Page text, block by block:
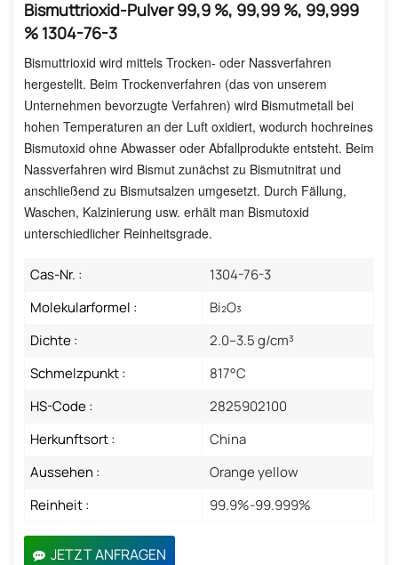
Bismuttrioxid-Pulver 99,9 %, 99,99 %, 99,999
% 1304-76-3
Bismuttrioxid wird mittels Trocken- oder Nassverfahren
hergestellt. Beim Trockenverfahren (das von unserem
Unternehmen bevorzugte Verfahren) wird Bismutmetall bei
hohen Temperaturen an der Luft oxidiert, wodurch hochreines
Bismutoxid ohne Abwasser oder Abfallprodukte entsteht. Beim
Nassverfahren wird Bismut zunächst zu Bismutnitrat und
anschließend zu Bismutsalzen umgesetzt. Durch Fällung,
Waschen, Kalzinierung usw. erhält man Bismutoxid
unterschiedlicher Reinheitsgrade.
Cas-Nr. :
1304-76-3
Molekularformel :
Bi₂O₃
Dichte :
2.0–3.5 g/cm³
Schmelzpunkt :
817°C
HS-Code :
2825902100
Herkunftsort :
China
Aussehen :
Orange yellow
Reinheit :
99.9%-99.999%
JETZT ANFRAGEN